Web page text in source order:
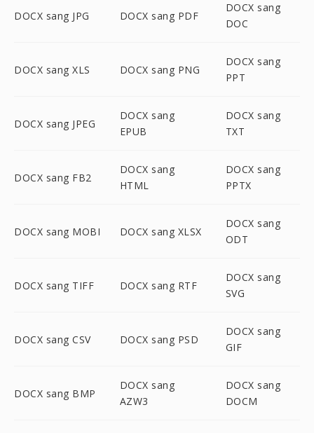
DOCX sang JPG DOCX sang PDF
DOCX sang
DOC
DOCX sang XLS DOCX sang PNG
DOCX sang
PPT
DOCX sang JPEG
DOCX sang
EPUB
DOCX sang
TXT
DOCX sang FB2
DOCX sang
HTML
DOCX sang
PPTX
DOCX sang MOBI DOCX sang XLSX
DOCX sang
ODT
DOCX sang TIFF DOCX sang RTF
DOCX sang
SVG
DOCX sang CSV DOCX sang PSD
DOCX sang
GIF
DOCX sang BMP
DOCX sang
AZW3
DOCX sang
DOCM